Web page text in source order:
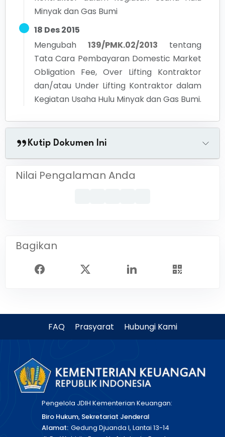
Minyak dan Gas Bumi
18 Des 2015
Mengubah
139/PMK.02/2013
tentang
Tata Cara Pembayaran Domestic Market
Obligation Fee, Over Lifting Kontraktor
dan/atau Under Lifting Kontraktor dalam
Kegiatan Usaha Hulu Minyak dan Gas Bumi.
Kutip Dokumen Ini
Nilai Pengalaman Anda
Bagikan
FAQ Prasyarat Hubungi Kami
Pengelola JDIH Kementerian Keuangan:
Biro Hukum, Sekretariat Jenderal
Alamat: Gedung Djuanda I, Lantai 13-14